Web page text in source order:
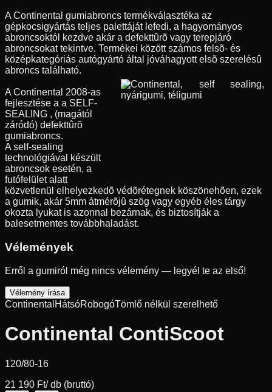
A Continental gumiabroncs termékválasztéka az
gépkocsigyártás teljes palettáját lefedi, a hagyományos
abroncsoktól kezdve akár a defekttûrõ vagy terepjáró
abroncsokat tekintve. Termékei között számos felsõ- és
középkategóriás autógyártó által jóváhagyott elsõ szerelésû
abroncs található.
A Continental 2008-as
fejlesztése a a SELF-
SEALING , (magától
záródó) defekttûrõ
gumiabroncs.
A self-sealing
technológiával készült
abroncsok esetén, a
futófelület alatt
közvetlenül elhelyezkedõ védõrétegnek köszönehõen, ezek
a gumik, akár 5mm átmérõjû szög vagy egyéb éles tárgy
okozta lyukat is azonnal bezárnak, és biztosítják a
balesetmentes továbbhaladást.
Vélemények
Erről a gumiról még nincs vélemény — legyél te az első!
Vélemény írása
Continental HátsóRobogóTömlő nélkül szerelhető
Continental ContiScoot
120/80-16
21 190 Ft/ db (bruttó)